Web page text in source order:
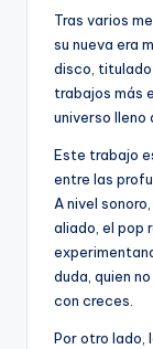
Tras varios
su nueva era
disco, titulado
trabajos más
universo lleno
Este trabajo
entre las
A nivel
aliado, el pop
duda, quien
con creces.
Por otro lado,